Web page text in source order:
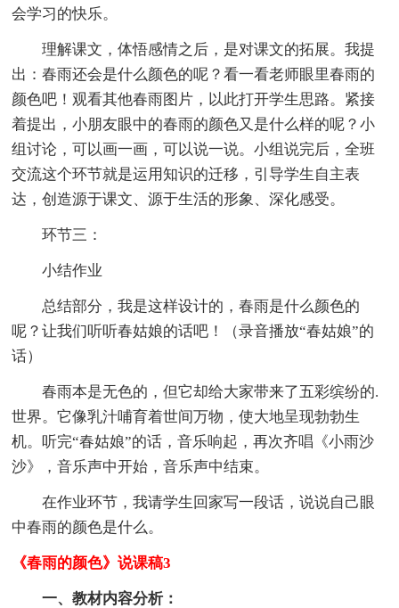
会学习的快乐。
理解课文，体悟感情之后，是对课文的拓展。我提
出：春雨还会是什么颜色的呢？看一看老师眼里春雨的
颜色吧！观看其他春雨图片，以此打开学生思路。紧接
着提出，小朋友眼中的春雨的颜色又是什么样的呢？小
组讨论，可以画一画，可以说一说。小组说完后，全班
交流这个环节就是运用知识的迁移，引导学生自主表
达，创造源于课文、源于生活的形象、深化感受。
环节三：
小结作业
总结部分，我是这样设计的，春雨是什么颜色的
呢？让我们听听春姑娘的话吧！（录音播放“春姑娘”的
话）
春雨本是无色的，但它却给大家带来了五彩缤纷的.
世界。它像乳汁哺育着世间万物，使大地呈现勃勃生
机。听完“春姑娘”的话，音乐响起，再次齐唱《小雨沙
沙》，音乐声中开始，音乐声中结束。
在作业环节，我请学生回家写一段话，说说自己眼
中春雨的颜色是什么。
《春雨的颜色》说课稿3
一、教材内容分析：